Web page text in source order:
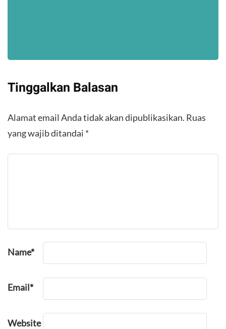
Tinggalkan Balasan
Alamat email Anda tidak akan dipublikasikan. Ruas
yang wajib ditandai *
Name*
Email*
Website